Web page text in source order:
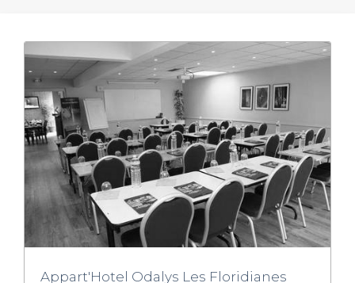
Appart'Hotel Odalys Les Floridianes